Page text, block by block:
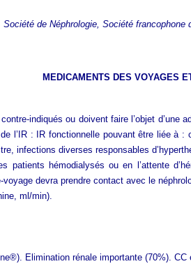
de Néphrologie, Société francophone
MEDICAMENTS DES VOYAGES
indiqués ou doivent faire l’objet d’une
l’IR : IR fonctionnelle pouvant être liée à
infections diverses responsables
patients hémodialysés ou en l’attente
devra prendre contact avec le
ml/min).
Elimination rénale importante (70%).